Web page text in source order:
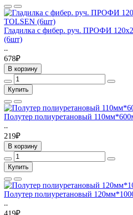
Гладилка с фибер. руч. ПРОФИ
(6шт)
..
678₽
В корзину
Купить
Полутер полиуретановый
..
219₽
В корзину
Купить
Полутер полиуретановый
..